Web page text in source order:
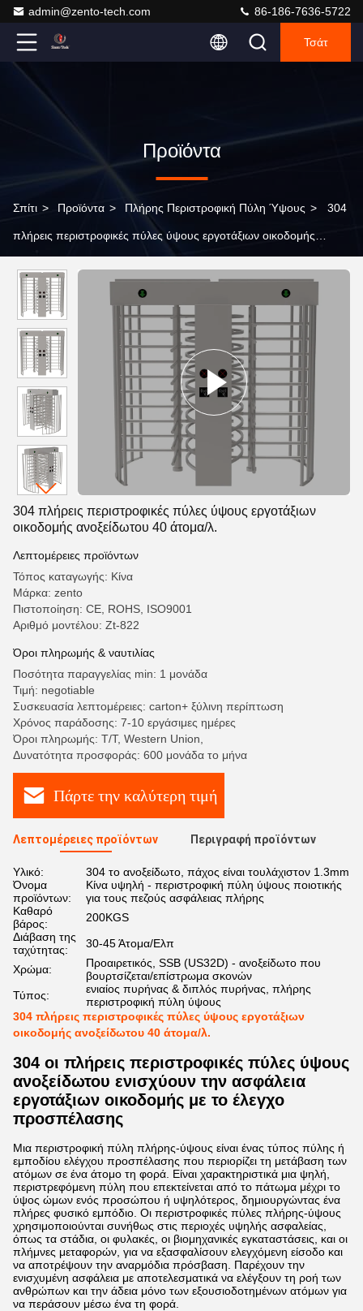
admin@zento-tech.com 86-186-7636-5722
Τσάτ
Προϊόντα
Σπίτι > Προϊόντα > Πλήρης Περιστροφική Πύλη Ύψους > 304
πλήρεις περιστροφικές πύλες ύψους εργοτάξιων οικοδομής
304 πλήρεις περιστροφικές πύλες ύψους εργοτάξιων
οικοδομής ανοξείδωτου 40 άτομα/λ.
Λεπτομέρειες προϊόντων
Τόπος καταγωγής: Κίνα
Μάρκα: zento
Πιστοποίηση: CE, ROHS, ISO9001
Αριθμό μοντέλου: Zt-822
Όροι πληρωμής & ναυτιλίας
Ποσότητα παραγγελίας min: 1 μονάδα
Τιμή: negotiable
Συσκευασία λεπτομέρειες: carton+ ξύλινη περίπτωση
Χρόνος παράδοσης: 7-10 εργάσιμες ημέρες
Όροι πληρωμής: T/T, Western Union,
Δυνατότητα προσφοράς: 600 μονάδα το μήνα
Πάρτε την καλύτερη τιμή
Λεπτομέρειες προϊόντων Περιγραφή προϊόντων
Υλικό:
304 το ανοξείδωτο, πάχος είναι τουλάχιστον 1.3mm
Όνομα
προϊόντων:
Κίνα υψηλή - περιστροφική πύλη ύψους ποιοτικής
για τους πεζούς ασφάλειας πλήρης
Καθαρό
βάρος:
200KGS
Διάβαση της
ταχύτητας:
30-45 Άτομα/Ελπ
Χρώμα:
Προαιρετικός, SSB (US32D) - ανοξείδωτο που
βουρτσίζεται/επίστρωμα σκονών
Τύπος:
ενιαίος πυρήνας & διπλός πυρήνας, πλήρης
περιστροφική πύλη ύψους
304 πλήρεις περιστροφικές πύλες ύψους εργοτάξιων
οικοδομής ανοξείδωτου 40 άτομα/λ.
304 οι πλήρεις περιστροφικές πύλες ύψους
ανοξείδωτου ενισχύουν την ασφάλεια
εργοτάξιων οικοδομής με το έλεγχο
προσπέλασης
Μια περιστροφική πύλη πλήρης-ύψους είναι ένας τύπος πύλης ή
εμποδίου ελέγχου προσπέλασης που περιορίζει τη μετάβαση των
ατόμων σε ένα άτομο τη φορά. Είναι χαρακτηριστικά μια ψηλή,
περιστρεφόμενη πύλη που επεκτείνεται από το πάτωμα μέχρι το
ύψος ώμων ενός προσώπου ή υψηλότερος, δημιουργώντας ένα
πλήρες φυσικό εμπόδιο. Οι περιστροφικές πύλες πλήρης-ύψους
χρησιμοποιούνται συνήθως στις περιοχές υψηλής ασφαλείας,
όπως τα στάδια, οι φυλακές, οι βιομηχανικές εγκαταστάσεις, και οι
πλήμνες μεταφορών, για να εξασφαλίσουν ελεγχόμενη είσοδο και
να αποτρέψουν την αναρμόδια πρόσβαση. Παρέχουν την
ενισχυμένη ασφάλεια με αποτελεσματικά να ελέγξουν τη ροή των
ανθρώπων και την άδεια μόνο των εξουσιοδοτημένων ατόμων για
να περάσουν μέσω ένα τη φορά.